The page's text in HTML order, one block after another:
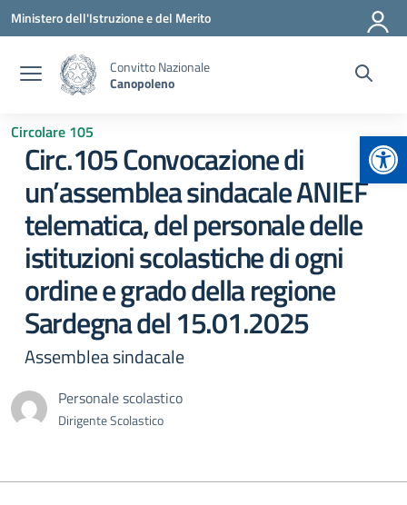
Vai ai contenuti
Vai al menu di navigazione
Vai al footer
Ministero dell'Istruzione e del Merito
Convitto Nazionale
Canopoleno
Circolare 105
Circ.105 Convocazione di
un’assemblea sindacale ANIEF
telematica, del personale delle
istituzioni scolastiche di ogni
ordine e grado della regione
Sardegna del 15.01.2025
Assemblea sindacale
Personale scolastico
Dirigente Scolastico